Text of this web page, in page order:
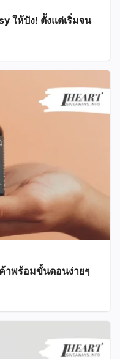
ให้ปัง! ตั้งแต่เริ่มจน
าพร้อมขั้นตอนง่ายๆ